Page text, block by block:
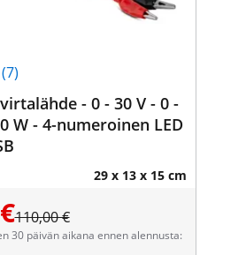
(7)
- 0 - 30 V - 0 -
W - 4-numeroinen LED
29 x 13 x 15 cm
110,00 €
30 päivän aikana ennen alennusta: